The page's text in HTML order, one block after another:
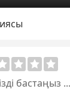
бастаңыз ...